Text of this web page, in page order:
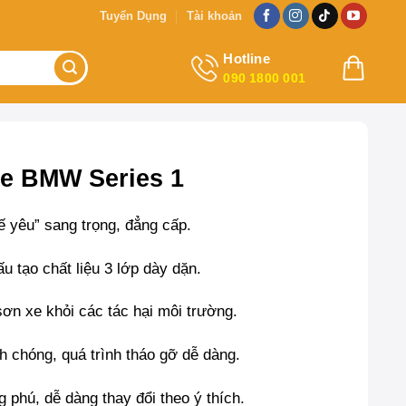
Tuyển Dụng Tài khoản
Hotline
090 1800 001
BMW Series 1
yêu” sang trọng, đẳng cấp.
tạo chất liệu 3 lớp dày dặn.
xe khỏi các tác hại môi trường.
chóng, quá trình tháo gỡ dễ dàng.
phú, dễ dàng thay đổi theo ý thích.